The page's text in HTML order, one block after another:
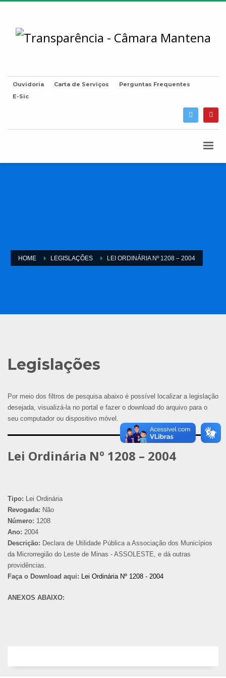
Ouvidoria Carta de Serviços
Perguntas Frequentes
E-Sic
HOME LEGISLAÇÕES LEI ORDINÁRIA Nº 1208 – 2004
Legislações
Por meio dos filtros de pesquisa abaixo é possível localizar a legislação
desejada, visualizá-la no portal e fazer o download do arquivo para o
seu computador ou dispositivo móvel.
Lei Ordinária Nº 1208 – 2004
Tipo: Lei Ordinária
Revogada: Não
Número: 1208
Ano: 2004
Descrição: Declara de Utilidade Pública a Associação dos Municípios
da Microrregião do Leste de Minas - ASSOLESTE, e dá outras
providências.
Faça o Download aqui: Lei Ordinária Nº 1208 - 2004
ANEXOS ABAIXO: